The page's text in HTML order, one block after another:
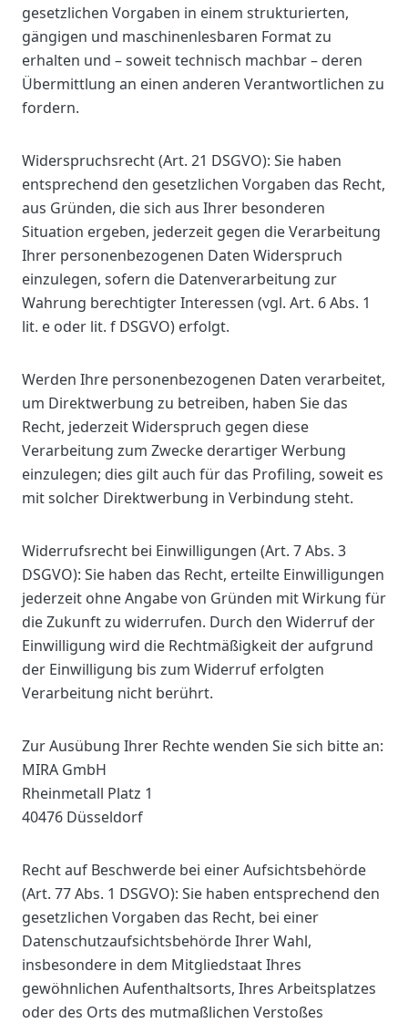
gesetzlichen Vorgaben in einem strukturierten,
gängigen und maschinenlesbaren Format zu
erhalten und – soweit technisch machbar – deren
Übermittlung an einen anderen Verantwortlichen zu
fordern.
Widerspruchsrecht (Art. 21 DSGVO): Sie haben
entsprechend den gesetzlichen Vorgaben das Recht,
aus Gründen, die sich aus Ihrer besonderen
Situation ergeben, jederzeit gegen die Verarbeitung
Ihrer personenbezogenen Daten Widerspruch
einzulegen, sofern die Datenverarbeitung zur
Wahrung berechtigter Interessen (vgl. Art. 6 Abs. 1
lit. e oder lit. f DSGVO) erfolgt.
Werden Ihre personenbezogenen Daten verarbeitet,
um Direktwerbung zu betreiben, haben Sie das
Recht, jederzeit Widerspruch gegen diese
Verarbeitung zum Zwecke derartiger Werbung
einzulegen; dies gilt auch für das Profiling, soweit es
mit solcher Direktwerbung in Verbindung steht.
Widerrufsrecht bei Einwilligungen (Art. 7 Abs. 3
DSGVO): Sie haben das Recht, erteilte Einwilligungen
jederzeit ohne Angabe von Gründen mit Wirkung für
die Zukunft zu widerrufen. Durch den Widerruf der
Einwilligung wird die Rechtmäßigkeit der aufgrund
der Einwilligung bis zum Widerruf erfolgten
Verarbeitung nicht berührt.
Zur Ausübung Ihrer Rechte wenden Sie sich bitte an:
MIRA GmbH
Rheinmetall Platz 1
40476 Düsseldorf
Recht auf Beschwerde bei einer Aufsichtsbehörde
(Art. 77 Abs. 1 DSGVO): Sie haben entsprechend den
gesetzlichen Vorgaben das Recht, bei einer
Datenschutzaufsichtsbehörde Ihrer Wahl,
insbesondere in dem Mitgliedstaat Ihres
gewöhnlichen Aufenthaltsorts, Ihres Arbeitsplatzes
oder des Orts des mutmaßlichen Verstoßes